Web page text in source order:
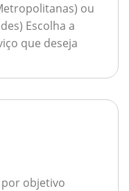
ou
Escolha a
que deseja
por objetivo